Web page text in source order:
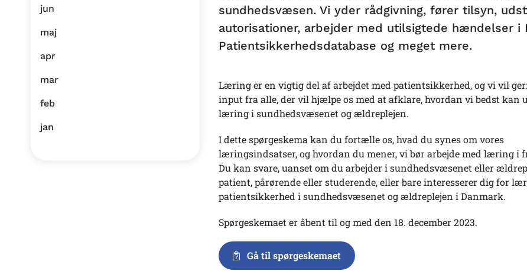
jun
maj
apr
mar
feb
jan
sundhedsvæsen. Vi yder rådgivning, fører tilsyn,
autorisationer, arbejder med utilsigtede hændelser i
Patientsikkerhedsdatabase og meget mere.
Læring er en vigtig del af arbejdet med patientsikkerhed, og vi vil
input fra alle, der vil hjælpe os med at afklare, hvordan vi bedst kan
læring i sundhedsvæsenet og ældreplejen.
I dette spørgeskema kan du fortælle os, hvad du synes om vores
læringsindsatser, og hvordan du mener, vi bør arbejde med læring i
Du kan svare, uanset om du arbejder i sundhedsvæsenet eller
patient, pårørende eller studerende, eller bare interesserer dig for
patientsikkerhed i sundhedsvæsenet og ældreplejen i Danmark.
Spørgeskemaet er åbent til og med den 18. december 2023.
Gå til spørgeskemaet